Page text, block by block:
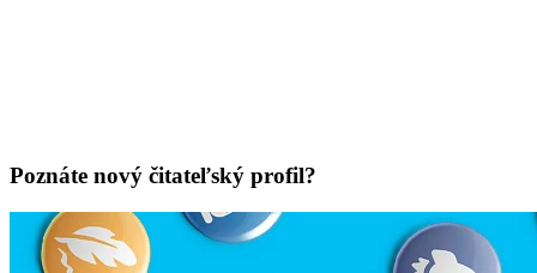
Poznáte nový čitateľský profil?